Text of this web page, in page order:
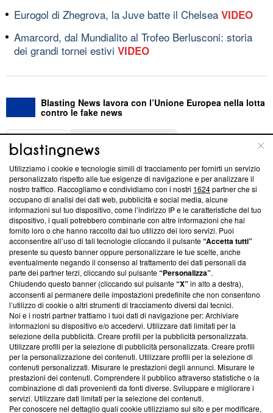
Eurogol di Zhegrova, la Juve batte il Chelsea VIDEO
Amarcord, dal Mundialito al Trofeo Berlusconi: storia
dei grandi tornei estivi VIDEO
Blasting News lavora con l’Unione Europea nella lotta
contro le fake news
ABOUT
Questa sezione offre informazioni trasparenti su Blasting
News, sui nostri processi editoriali e su come ci impegniamo a
creare news di qualità. Inoltre, afferma la nostra aderenza a
‘Trust Project - News with Integrity’Blasting News non è
ancora membro del programma, ma ha richiesto di farne
parte; Trust Project non ha ancora effettuato una verifica di
conformità agli standard.
Su di noi
Team editoriale
Corporate
Redazione
Informativa Privacy
Cookie Policy
Blasting SA, IDI CHE-247.845.224, Via Carlo Frasca, 3 - 6900
Utilizziamo i cookie e tecnologie simili di tracciamento per fornirti un servizio
personalizzato rispetto alle tue esigenze di navigazione e per analizzare il
nostro traffico. Raccogliamo e condividiamo con i nostri 1624partner che si
occupano di analisi dei dati web, pubblicità e social media, alcune
informazioni sul tuo dispositivo, come l’indirizzo IP e le caratteristiche del tuo
dispositivo, i quali potrebbero combinarle con altre informazioni che hai
fornito loro o che hanno raccolto dal tuo utilizzo dei loro servizi. Puoi
acconsentire all’uso di tali tecnologie cliccando il pulsante“Accetta tutti”
presente su questo banner oppure personalizzare le tue scelte, anche
eventualmente negando il consenso al trattamento dei dati personali da
parte dei partner terzi, cliccando sul pulsante“Personalizza”.
Chiudendo questo banner (cliccando sul pulsante“X”in alto a destra),
acconsenti al permanere delle impostazioni predefinite che non consentono
l’utilizzo di cookie o altri strumenti di tracciamento diversi dai tecnici.
Noi e i nostri partner trattiamo i tuoi dati di navigazione per: Archiviare
informazioni su dispositivo e/o accedervi. Utilizzare dati limitati per la
selezione della pubblicità. Creare profili per la pubblicità personalizzata.
Utilizzare profili per la selezione di pubblicità personalizzata. Creare profili
per la personalizzazione dei contenuti. Utilizzare profili per la selezione di
contenuti personalizzati. Misurare le prestazioni degli annunci. Misurare le
prestazioni dei contenuti. Comprendere il pubblico attraverso statistiche o la
combinazione di dati provenienti da fonti diverse. Sviluppare e migliorare i
servizi. Utilizzare dati limitati per la selezione dei contenuti.
Per conoscere nel dettaglio quali cookie utilizziamo sul sito e per modificare,